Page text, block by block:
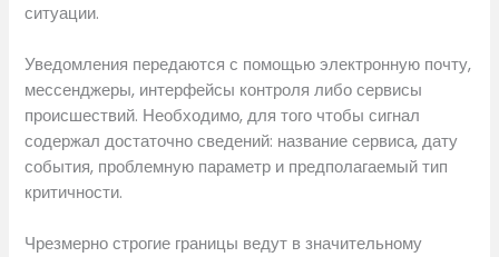
ситуации.
Уведомления передаются с помощью электронную почту,
мессенджеры, интерфейсы контроля либо сервисы
происшествий. Необходимо, для того чтобы сигнал
содержал достаточно сведений: название сервиса, дату
события, проблемную параметр и предполагаемый тип
критичности.
Чрезмерно строгие границы ведут в значительному